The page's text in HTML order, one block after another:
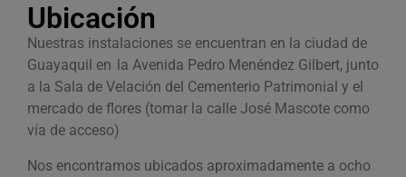
Ubicación
Nuestras instalaciones se encuentran en la ciudad de
Guayaquil en la Avenida Pedro Menéndez Gilbert, junto
a la Sala de Velación del Cementerio Patrimonial y el
mercado de flores (tomar la calle José Mascote como
vía de acceso)
Nos encontramos ubicados aproximadamente a ocho